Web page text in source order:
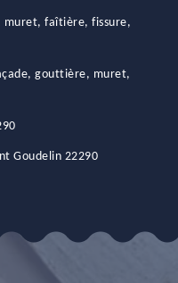
muret, faîtière, fissure,
gouttière, muret,
Goudelin 22290